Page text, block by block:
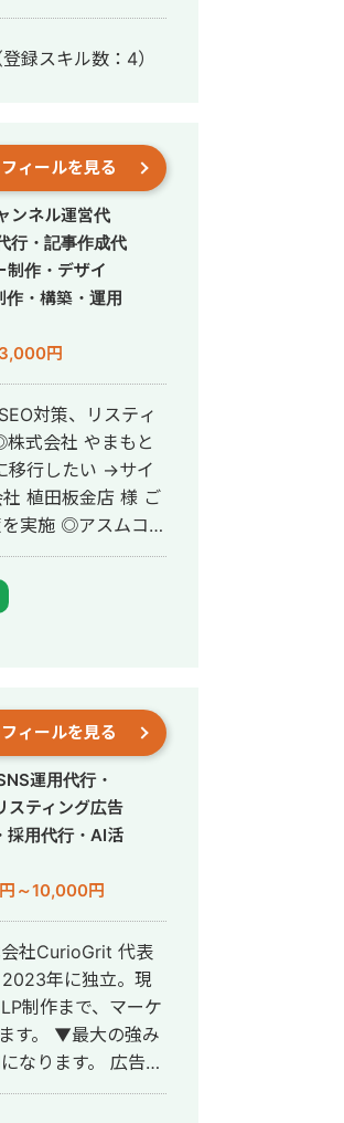
携わってきまし
録後の公式LINE・
億円以上の経験が
丁寧かつ成果につ
ます。
登録スキル数：4）
ィールを見る
ンネル運営代
行・記事作成代
制作・デザイ
・構築・運用
円
対策、リスティ
移行したい →サイ
ムコー
依頼したい →サイ
「塗り壁」で1位
RIZAPの子会社に
店などを経験 ・副
3年で利益8倍を達
150％以上の業績
業 >ホームペー
ィールを見る
運用代行・
スティング広告
採用代行・AI活
～10,000円
社CurioGrit 代表
制作まで、マーケ
強み
す。 広告・
導 → 教育 → CV こ